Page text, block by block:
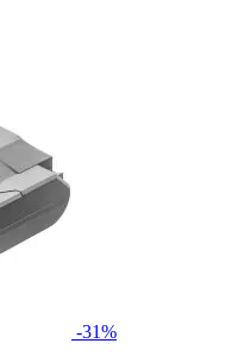
-31%